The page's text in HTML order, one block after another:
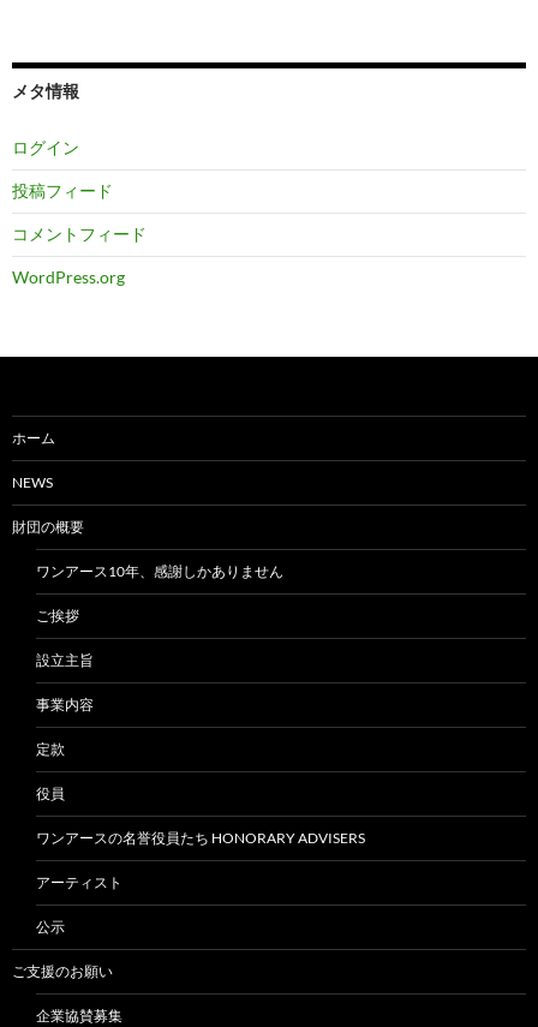
メタ情報
ログイン
投稿フィード
コメントフィード
WordPress.org
ホーム
NEWS
財団の概要
ワンアース10年、感謝しかありません
ご挨拶
設立主旨
事業内容
定款
役員
ワンアースの名誉役員たち HONORARY ADVISERS
アーティスト
公示
ご支援のお願い
企業協賛募集